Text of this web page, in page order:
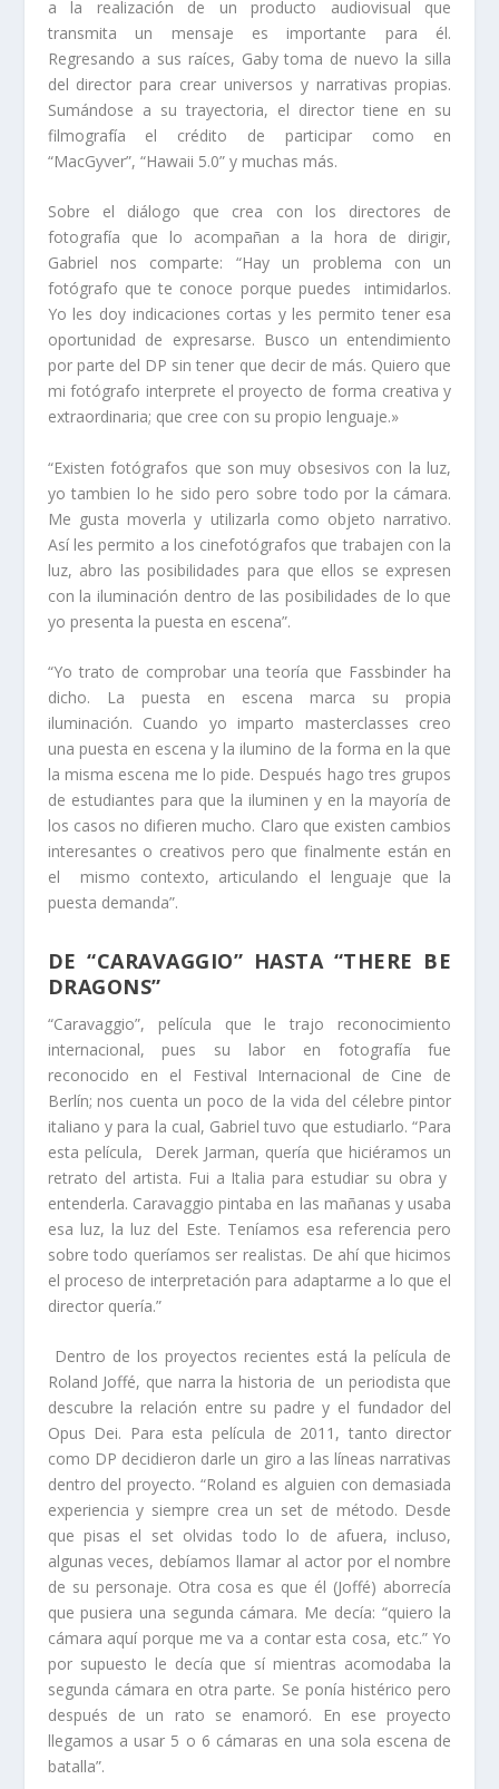
a la realización de un producto audiovisual que
transmita un mensaje es importante para él.
Regresando a sus raíces, Gaby toma de nuevo la silla
del director para crear universos y narrativas propias.
Sumándose a su trayectoria, el director tiene en su
filmografía el crédito de participar como en
“MacGyver”, “Hawaii 5.0” y muchas más.
Sobre el diálogo que crea con los directores de
fotografía que lo acompañan a la hora de dirigir,
Gabriel nos comparte: “Hay un problema con un
fotógrafo que te conoce porque puedes intimidarlos.
Yo les doy indicaciones cortas y les permito tener esa
oportunidad de expresarse. Busco un entendimiento
por parte del DP sin tener que decir de más. Quiero que
mi fotógrafo interprete el proyecto de forma creativa y
extraordinaria; que cree con su propio lenguaje.»
“Existen fotógrafos que son muy obsesivos con la luz,
yo tambien lo he sido pero sobre todo por la cámara.
Me gusta moverla y utilizarla como objeto narrativo.
Así les permito a los cinefotógrafos que trabajen con la
luz, abro las posibilidades para que ellos se expresen
con la iluminación dentro de las posibilidades de lo que
yo presenta la puesta en escena”.
“Yo trato de comprobar una teoría que Fassbinder ha
dicho. La puesta en escena marca su propia
iluminación. Cuando yo imparto masterclasses creo
una puesta en escena y la ilumino de la forma en la que
la misma escena me lo pide. Después hago tres grupos
de estudiantes para que la iluminen y en la mayoría de
los casos no difieren mucho. Claro que existen cambios
interesantes o creativos pero que finalmente están en
el mismo contexto, articulando el lenguaje que la
puesta demanda”.
DE “CARAVAGGIO” HASTA “THERE BE
DRAGONS”
“Caravaggio”, película que le trajo reconocimiento
internacional, pues su labor en fotografía fue
reconocido en el Festival Internacional de Cine de
Berlín; nos cuenta un poco de la vida del célebre pintor
italiano y para la cual, Gabriel tuvo que estudiarlo. “Para
esta película, Derek Jarman, quería que hiciéramos un
retrato del artista. Fui a Italia para estudiar su obra y
entenderla. Caravaggio pintaba en las mañanas y usaba
esa luz, la luz del Este. Teníamos esa referencia pero
sobre todo queríamos ser realistas. De ahí que hicimos
el proceso de interpretación para adaptarme a lo que el
director quería.”
Dentro de los proyectos recientes está la película de
Roland Joffé, que narra la historia de un periodista que
descubre la relación entre su padre y el fundador del
Opus Dei. Para esta película de 2011, tanto director
como DP decidieron darle un giro a las líneas narrativas
dentro del proyecto. “Roland es alguien con demasiada
experiencia y siempre crea un set de método. Desde
que pisas el set olvidas todo lo de afuera, incluso,
algunas veces, debíamos llamar al actor por el nombre
de su personaje. Otra cosa es que él (Joffé) aborrecía
que pusiera una segunda cámara. Me decía: “quiero la
cámara aquí porque me va a contar esta cosa, etc.” Yo
por supuesto le decía que sí mientras acomodaba la
segunda cámara en otra parte. Se ponía histérico pero
después de un rato se enamoró. En ese proyecto
llegamos a usar 5 o 6 cámaras en una sola escena de
batalla”.